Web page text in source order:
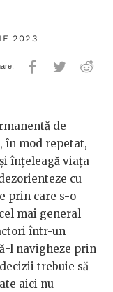
2023
de
în mod repetat,
înțeleagă viața
cu
prin care s-o
mai general
într-un
l navigheze prin
trebuie să
aici nu